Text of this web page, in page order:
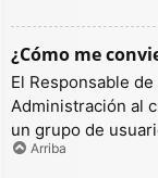
¿Cómo me
El Responsable
Administración al
un grupo de
Arriba